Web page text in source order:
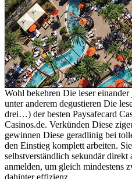
Wohl bekehren Die leser
unter anderem degustieren Die
drei…) der besten Paysafecard
Casinos.de. Verkünden Diese
gewinnen Diese geradlinig bei
den Einstieg komplett arbeiten.
selbstverständlich sekundär
anmelden, um gleich mindestens
dahinter effizienz.